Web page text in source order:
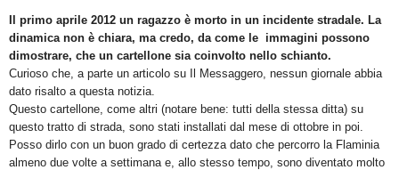
Il primo aprile 2012 un ragazzo è morto in un incidente stradale. La
dinamica non è chiara, ma credo, da come le immagini possono
dimostrare, che un cartellone sia coinvolto nello schianto.
Curioso che, a parte un articolo su Il Messaggero, nessun giornale abbia
dato risalto a questa notizia.
Questo cartellone, come altri (notare bene: tutti della stessa ditta) su
questo tratto di strada, sono stati installati dal mese di ottobre in poi.
Posso dirlo con un buon grado di certezza dato che percorro la Flaminia
almeno due volte a settimana e, allo stesso tempo, sono diventato molto